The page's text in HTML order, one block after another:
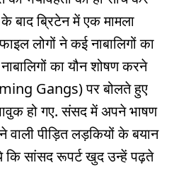
बाद ब्रिटेन में एक मामला
लोगों ने कई नाबालिगों का
का यौन शोषण करने
Gangs) पर बोलते हुए
हो गए. संसद में अपने भाषण
वाली पीड़ित लड़कियों के बयान
कि सांसद रूपर्ट खुद उन्हें पढ़ते